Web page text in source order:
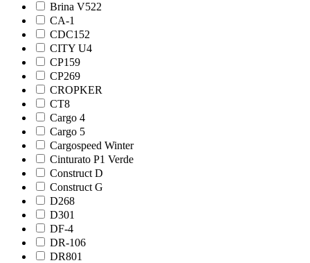
Brina V522
CA-1
CDC152
CITY U4
CP159
CP269
CROPKER
CT8
Cargo 4
Cargo 5
Cargospeed Winter
Cinturato P1 Verde
Construct D
Construct G
D268
D301
DF-4
DR-106
DR801